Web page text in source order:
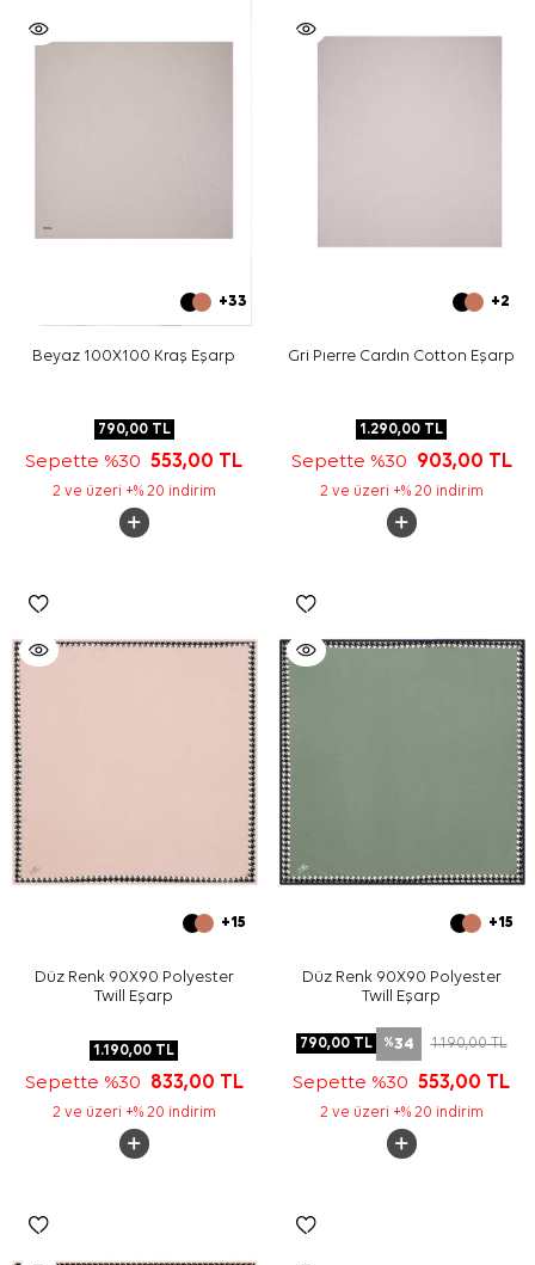
+33
Beyaz 100X100 Kraş Eşarp
790,00TL
Sepette %30 553,00 TL
2 ve üzeri +% 20 indirim
+2
Gri Pıerre Cardın Cotton Eşarp
1.290,00 TL
Sepette %30 903,00 TL
2 ve üzeri +% 20 indirim
+15
Düz Renk 90X90 Polyester
Twill Eşarp
1.190,00 TL
Sepette %30 833,00 TL
2 ve üzeri +% 20 indirim
+15
Düz Renk 90X90 Polyester
Twill Eşarp
790,00TL %34 1.190,00TL
Sepette %30 553,00 TL
2 ve üzeri +% 20 indirim